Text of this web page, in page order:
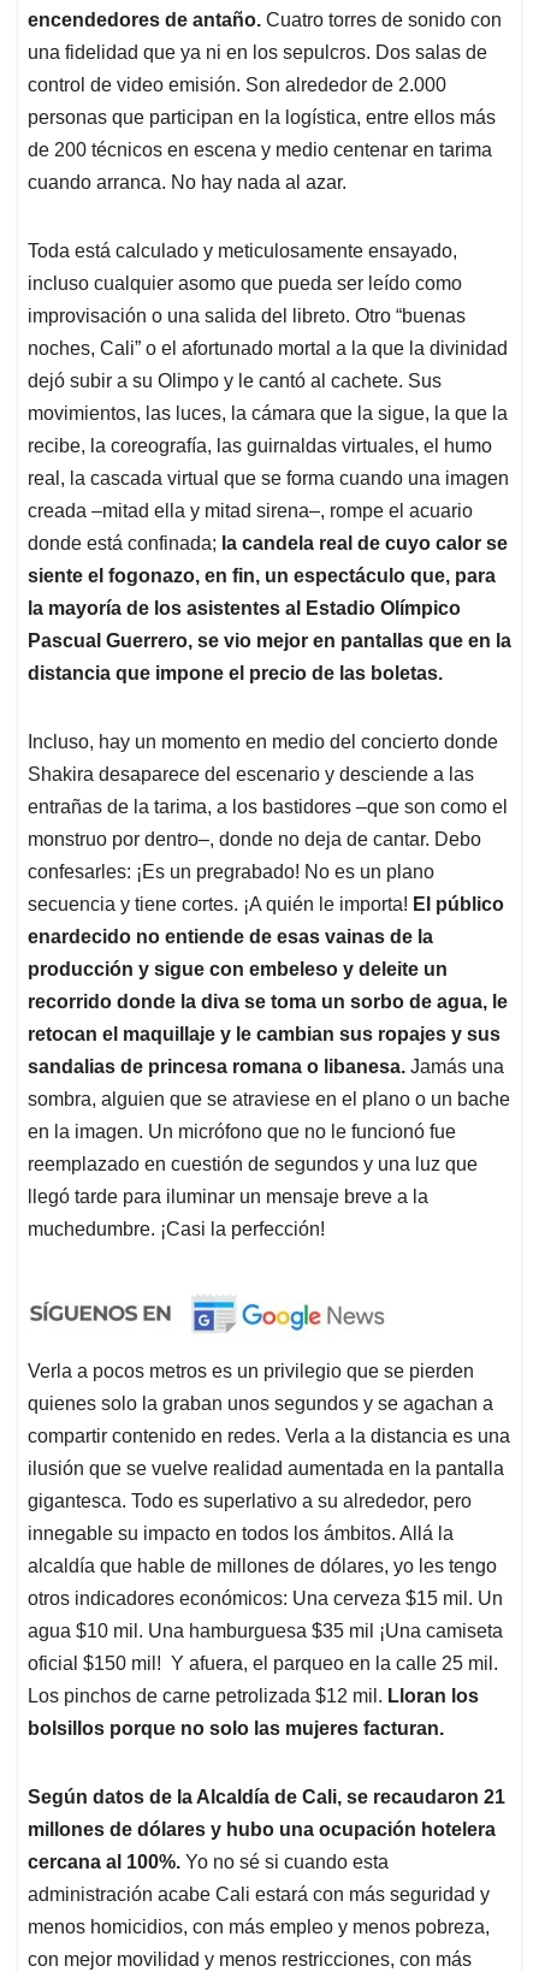
encendedores de antaño. Cuatro torres de sonido con
una fidelidad que ya ni en los sepulcros. Dos salas de
control de video emisión. Son alrededor de 2.000
personas que participan en la logística, entre ellos más
de 200 técnicos en escena y medio centenar en tarima
cuando arranca. No hay nada al azar.
Toda está calculado y meticulosamente ensayado,
incluso cualquier asomo que pueda ser leído como
improvisación o una salida del libreto. Otro “buenas
noches, Cali” o el afortunado mortal a la que la divinidad
dejó subir a su Olimpo y le cantó al cachete. Sus
movimientos, las luces, la cámara que la sigue, la que la
recibe, la coreografía, las guirnaldas virtuales, el humo
real, la cascada virtual que se forma cuando una imagen
creada –mitad ella y mitad sirena–, rompe el acuario
donde está confinada; la candela real de cuyo calor se
siente el fogonazo, en fin, un espectáculo que, para
la mayoría de los asistentes al Estadio Olímpico
Pascual Guerrero, se vio mejor en pantallas que en la
distancia que impone el precio de las boletas.
Incluso, hay un momento en medio del concierto donde
Shakira desaparece del escenario y desciende a las
entrañas de la tarima, a los bastidores –que son como el
monstruo por dentro–, donde no deja de cantar. Debo
confesarles: ¡Es un pregrabado! No es un plano
secuencia y tiene cortes. ¡A quién le importa! El público
enardecido no entiende de esas vainas de la
producción y sigue con embeleso y deleite un
recorrido donde la diva se toma un sorbo de agua, le
retocan el maquillaje y le cambian sus ropajes y sus
sandalias de princesa romana o libanesa. Jamás una
sombra, alguien que se atraviese en el plano o un bache
en la imagen. Un micrófono que no le funcionó fue
reemplazado en cuestión de segundos y una luz que
llegó tarde para iluminar un mensaje breve a la
muchedumbre. ¡Casi la perfección!
Verla a pocos metros es un privilegio que se pierden
quienes solo la graban unos segundos y se agachan a
compartir contenido en redes. Verla a la distancia es una
ilusión que se vuelve realidad aumentada en la pantalla
gigantesca. Todo es superlativo a su alrededor, pero
innegable su impacto en todos los ámbitos. Allá la
alcaldía que hable de millones de dólares, yo les tengo
otros indicadores económicos: Una cerveza $15 mil. Un
agua $10 mil. Una hamburguesa $35 mil ¡Una camiseta
oficial $150 mil! Y afuera, el parqueo en la calle 25 mil.
Los pinchos de carne petrolizada $12 mil. Lloran los
bolsillos porque no solo las mujeres facturan.
Según datos de la Alcaldía de Cali, se recaudaron 21
millones de dólares y hubo una ocupación hotelera
cercana al 100%. Yo no sé si cuando esta
administración acabe Cali estará con más seguridad y
menos homicidios, con más empleo y menos pobreza,
con mejor movilidad y menos restricciones, con más